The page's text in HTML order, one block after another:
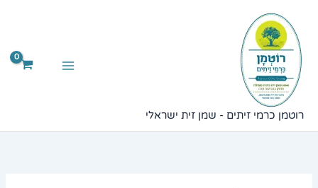
רוטמן כרמי זיתים - שמן זית ישראלי